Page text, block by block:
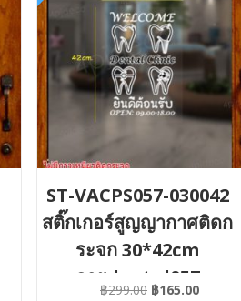
ST-VACPS057-030042
สติ๊กเกอร์สูญญากาศติดก
ระจก 30*42cm
ลายdental057
฿299.00 Original
฿165.00Current